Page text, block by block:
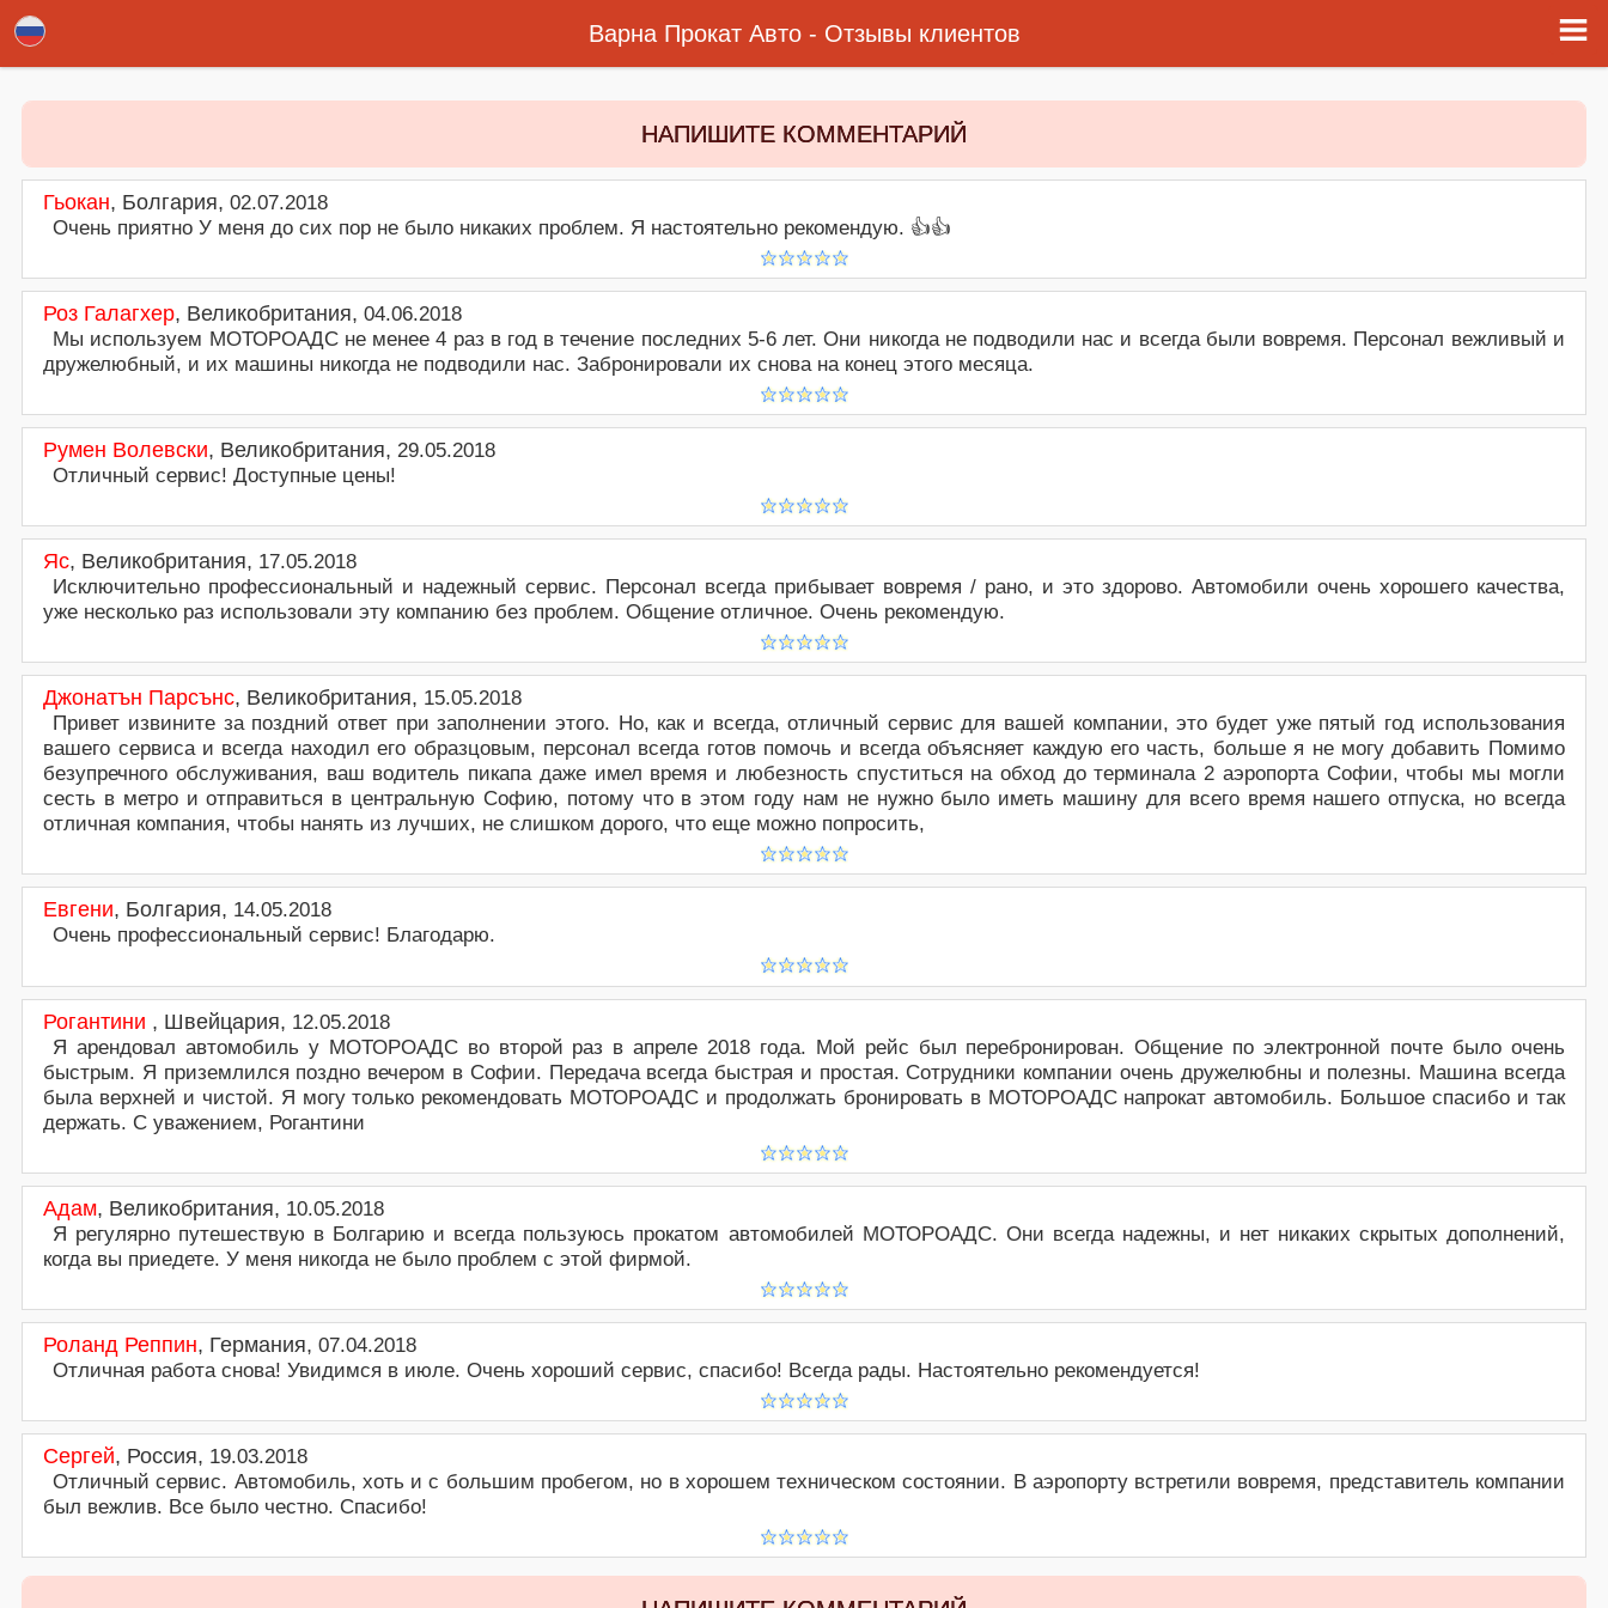
Отзывы клиентов. Отзывы клиентов о наших услугах по аренде автомобилей в аэропорту Варна. Написать отзыв или отправить онлайн Ваше мнение о прокат автомобиля в аэропорт Варна. Оценить наши услуги о прокат авто в Варна.
Варна Прокат Авто - Oтзывы клиентов
НАПИШИТЕ КОММЕНТАРИЙ
Гьокан, Болгария,02.07.2018
Очень приятно У меня до сих пор не было никаких проблем. Я настоятельно рекомендую. 👍👍
Роз Галагхер, Великобритания,04.06.2018
Мы используем МОТОРОAДС не менее 4 раз в год в течение последних 5-6 лет. Они никогда не подводили нас и всегда были вовремя. Персонал вежливый и
дружелюбный, и их машины никогда не подводили нас. Забронировали их снова на конец этого месяца.
Румен Волевски, Великобритания,29.05.2018
Отличный сервис! Доступные цены!
Яс, Великобритания, 17.05.2018
Исключительно профессиональный и надежный сервис. Персонал всегда прибывает вовремя / рано, и это здорово. Автомобили очень хорошего качества,
уже несколько раз использовали эту компанию без проблем. Общение отличное. Очень рекомендую.
Джонатън Парсънс, Великобритания, 15.05.2018
Привет извините за поздний ответ при заполнении этого. Но, как и всегда, отличный сервис для вашей компании, это будет уже пятый год использования
вашего сервиса и всегда находил его образцовым, персонал всегда готов помочь и всегда объясняет каждую его часть, больше я не могу добавить Помимо
безупречного обслуживания, ваш водитель пикапа даже имел время и любезность спуститься на обход до терминала 2 аэропорта Софии, чтобы мы могли
сесть в метро и отправиться в центральную Софию, потому что в этом году нам не нужно было иметь машину для всего время нашего отпуска, но всегда
отличная компания, чтобы нанять из лучших, не слишком дорого, что еще можно попросить,
Евгени, Болгария, 14.05.2018
Очень профессиональный сервис! Благодарю.
Рогантини , Швейцария, 12.05.2018
Я арендовал автомобиль у МОТОРОAДС во второй раз в апреле 2018 года. Мой рейс был перебронирован. Общение по электронной почте было очень
быстрым. Я приземлился поздно вечером в Софии. Передача всегда быстрая и простая. Сотрудники компании очень дружелюбны и полезны. Машина всегда
была верхней и чистой. Я могу только рекомендовать МОТОРОAДС и продолжать бронировать в МОТОРОAДС напрокат автомобиль. Большое спасибо и так
держать. С уважением, Рогантини
Адам, Великобритания, 10.05.2018
Я регулярно путешествую в Болгарию и всегда пользуюсь прокатом автомобилей МОТОРОAДС. Они всегда надежны, и нет никаких скрытых дополнений,
когда вы приедете. У меня никогда не было проблем с этой фирмой.
Роланд Реппин, Германия,07.04.2018
Отличная работа снова! Увидимся в июле. Очень хороший сервис, спасибо! Всегда рады. Настоятельно рекомендуется!
Сергей, Россия, 19.03.2018
Отличный сервис. Автомобиль, хоть и с большим пробегом, но в хорошем техническом состоянии. В аэропорту встретили вовремя, представитель компании
был вежлив. Все было честно. Спасибо!